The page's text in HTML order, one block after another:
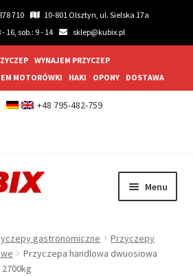
710
10-801 Olsztyn, ul. Sielska 17a
16, sob.: 9 - 14
sklep@kubix.pl
WYNAJEM PRZYCZEP
MOTORÓWKI HAKI OPONY DOSTAWA
+48 795-482-759
Menu
Rozwiń
gastronomiczne
Przyczepy
Przyczepa handlowa dwuosiowa
2700kg